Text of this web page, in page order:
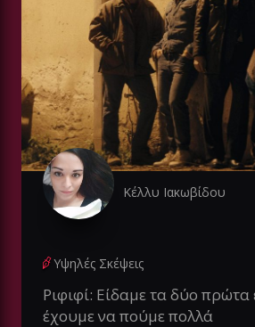
Κέλλυ Ιακωβίδου
Υψηλές Σκέψεις
Ριφιφί: Είδαμε τα δύο πρώτα
έχουμε να πούμε πολλά